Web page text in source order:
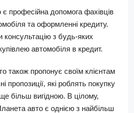
професійна допомога фахівців
та оформленні кредиту.
консультацію з будь-яких
автомобіля в кредит.
також пропонує своїм клієнтам
пропозиції, які роблять покупку
більш вигідною. В цілому,
авто є однією з найбільш